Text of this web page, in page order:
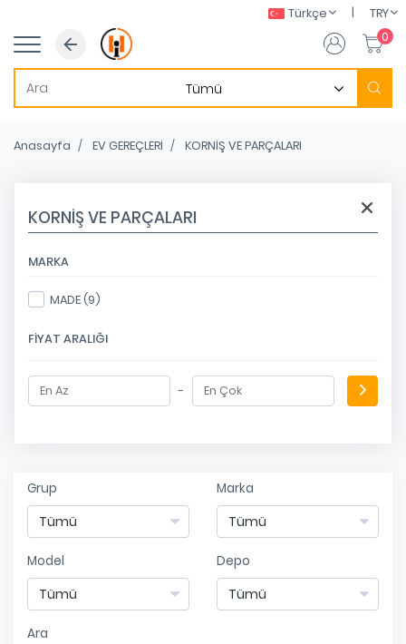
Türkçe |
TRY
0
Anasayfa EV GEREÇLERİ KORNİŞ VE PARÇALARI
KORNİŞ VE PARÇALARI
MARKA
MADE (9)
FIYAT ARALIĞI
-
Grup Marka
Model Depo
Ara